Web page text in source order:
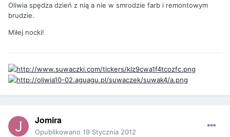
Oliwia spędza dzień z nią a nie w smrodzie farb i remontowym
brudzie.
Miłej nocki!
Jomira
Opublikowano 19 Stycznia 2012